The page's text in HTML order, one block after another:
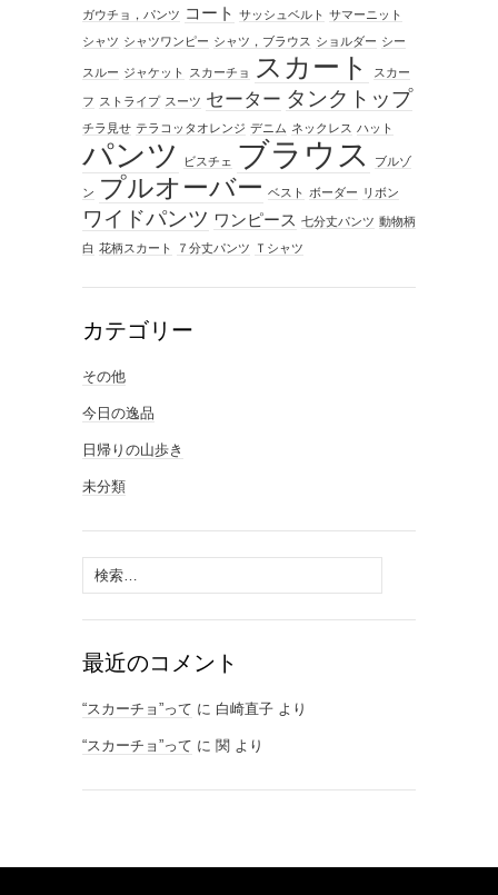
ガウチョ，パンツ コート サッシュベルト サマーニット
シャツ シャツワンピー シャツ，ブラウス ショルダー シー
スルー ジャケット スカーチョ スカート スカー
フ ストライプ スーツ セーター タンクトップ
チラ見せ テラコッタオレンジ デニム ネックレス ハット
パンツ ビスチェ ブラウス ブルゾ
ン プルオーバー ベスト ボーダー リボン
ワイドパンツ ワンピース 七分丈パンツ 動物柄
白 花柄スカート ７分丈パンツ Ｔシャツ
カテゴリー
その他
今日の逸品
日帰りの山歩き
未分類
検
索:
最近のコメント
“スカーチョ”って に 白崎直子 より
“スカーチョ”って に 関 より